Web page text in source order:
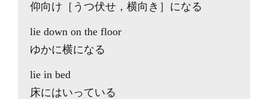
仰向け［うつ伏せ，横向き］になる
lie down on the floor
ゆかに横になる
lie in bed
床にはいっている